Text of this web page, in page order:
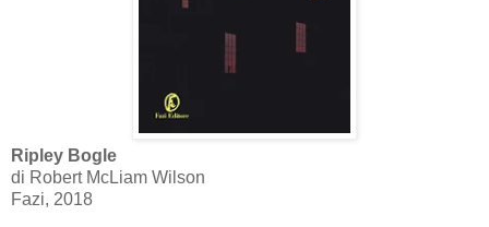
Ripley Bogle
di Robert McLiam Wilson
Fazi, 2018